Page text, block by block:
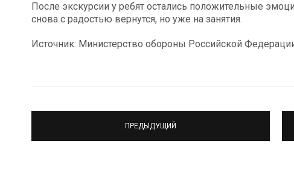
После экскурсии у ребят остались положительные
снова с радостью вернутся, но уже на занятия.
Источник: Министерство обороны Российской
ПРЕДЫДУЩИЙ